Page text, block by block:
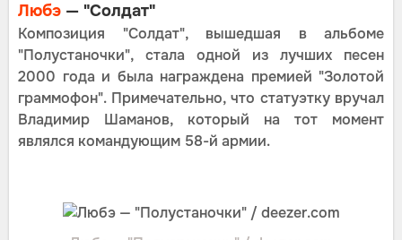
Любэ — "Солдат"
Композиция "Солдат", вышедшая в альбоме
"Полустаночки", стала одной из лучших песен
2000 года и была награждена премией "Золотой
граммофон". Примечательно, что статуэтку вручал
Владимир Шаманов, который на тот момент
являлся командующим 58-й армии.